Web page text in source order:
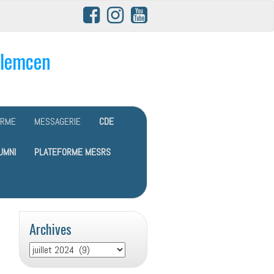
MESSAGERIE CDE
PLATEFORME MESRS
Archives
Archives